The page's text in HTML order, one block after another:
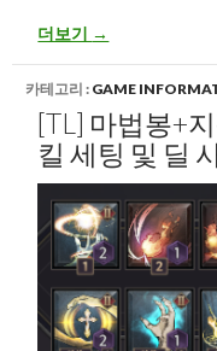
[TL] 마법봉+지팡이 아
더보기 →
카테고리 : GAME
[TL] 마법봉+
킬 세팅 및 딜